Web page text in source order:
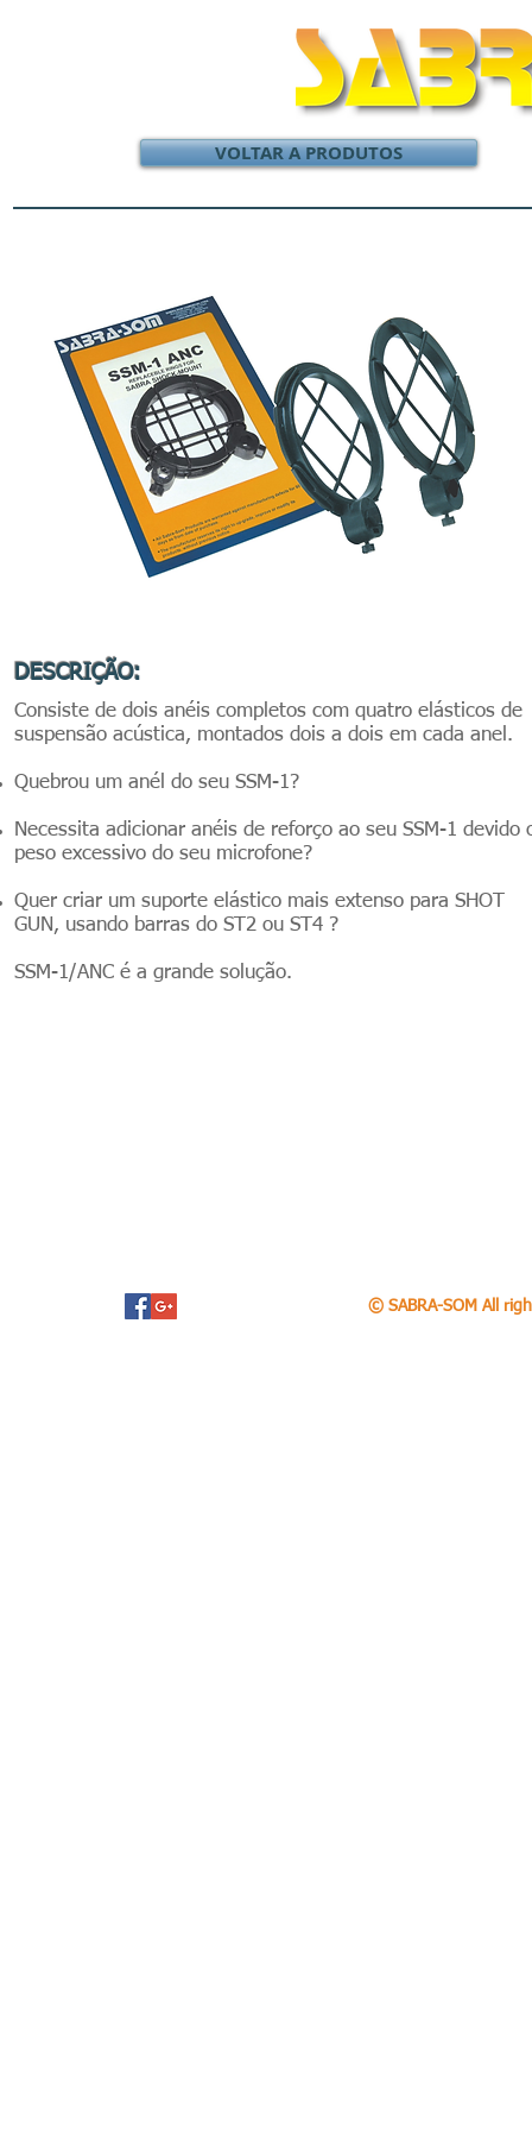
VOLTAR A PRODUTOS
DESCRIÇÃO:
Consiste de dois anéis completos com quatro elásticos de
suspensão acústica, montados dois a dois em cada anel.
Quebrou um anél do seu SSM-1?
Necessita adicionar anéis de reforço ao seu SSM-1 devido
peso excessivo do seu microfone?
Quer criar um suporte elástico mais extenso para SHOT
GUN, usando barras do ST2 ou ST4 ?
SSM-1/ANC é a grande solução.
© SABRA-SOM All